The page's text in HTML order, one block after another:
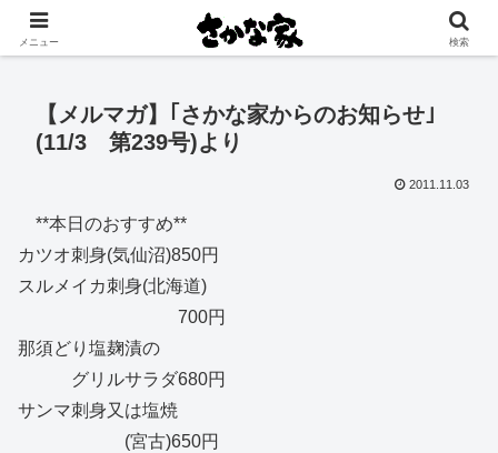
創業大正11年 矢祭町の中心で営む鮮魚店と飲食店
【メルマガ】｢さかな家からのお知らせ｣
(11/3 第239号)より
2011.11.03
**本日のおすすめ**
カツオ刺身(気仙沼)850円
スルメイカ刺身(北海道)
700円
那須どり塩麹漬の
グリルサラダ680円
サンマ刺身又は塩焼
(宮古)650円
メニュー 検索